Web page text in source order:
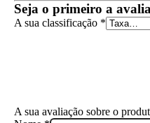
Seja o primeiro a
A sua classificação *
A sua avaliação sobre o